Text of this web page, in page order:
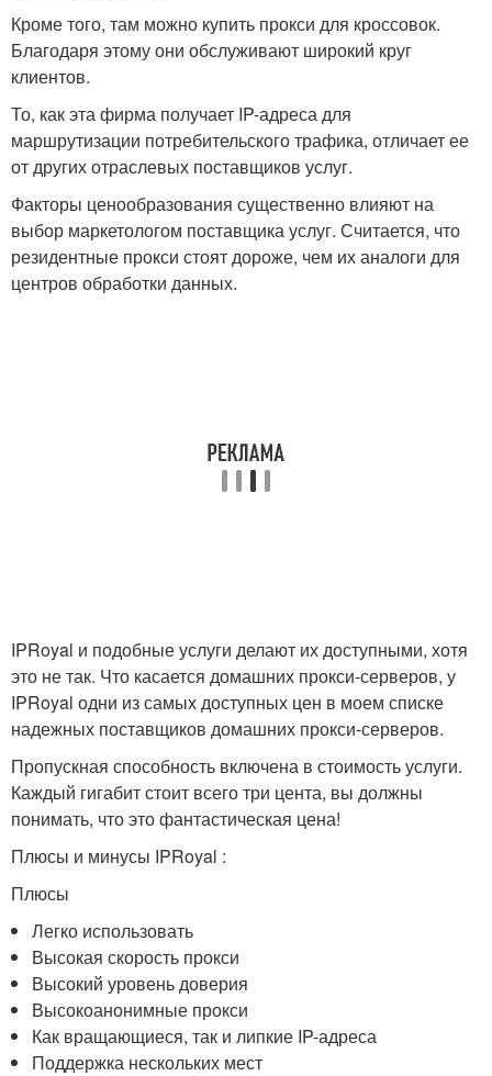
Кроме того, там можно купить прокси для кроссовок.
Благодаря этому они обслуживают широкий круг
клиентов.
То, как эта фирма получает IP-адреса для
маршрутизации потребительского трафика, отличает ее
от других отраслевых поставщиков услуг.
Факторы ценообразования существенно влияют на
выбор маркетологом поставщика услуг. Считается, что
резидентные прокси стоят дороже, чем их аналоги для
центров обработки данных.
IPRoyal и подобные услуги делают их доступными, хотя
это не так. Что касается домашних прокси-серверов, у
IPRoyal одни из самых доступных цен в моем списке
надежных поставщиков домашних прокси-серверов.
Пропускная способность включена в стоимость услуги.
Каждый гигабит стоит всего три цента, вы должны
понимать, что это фантастическая цена!
Плюсы и минусы IPRoyal :
Плюсы
Легко использовать
Высокая скорость прокси
Высокий уровень доверия
Высокоанонимные прокси
Как вращающиеся, так и липкие IP-адреса
Поддержка нескольких мест